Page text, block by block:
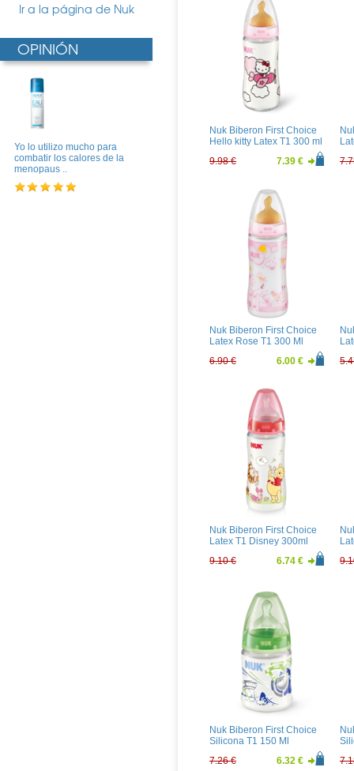
Ir a la página de Nuk
OPINIÓN
Yo lo utilizo mucho para
combatir los calores de la
menopaus ..
Nuk Biberon First Choice
Hello kitty Latex T1 300 ml
9.98 €
7.39 €
Nuk Biberon First Choice
Latex Rose T1 300 Ml
6.90 €
6.00 €
Nuk Biberon First Choice
Latex T1 Disney 300ml
9.10 €
6.74 €
Nuk Biberon First Choice
Silicona T1 150 Ml
7.26 €
6.32 €